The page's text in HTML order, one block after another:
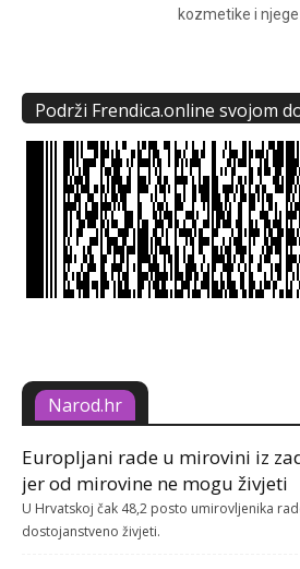
kozmetike i njege
Podrži Frendica.online svojom
Narod.hr
Europljani rade u mirovini iz
jer od mirovine ne mogu živjeti
U Hrvatskoj čak 48,2 posto umirovljenika
dostojanstveno živjeti.